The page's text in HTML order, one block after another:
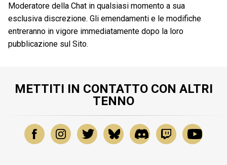
Moderatore della Chat in qualsiasi momento a sua
esclusiva discrezione. Gli emendamenti e le modifiche
entreranno in vigore immediatamente dopo la loro
pubblicazione sul Sito.
METTITI IN CONTATTO CON ALTRI
TENNO